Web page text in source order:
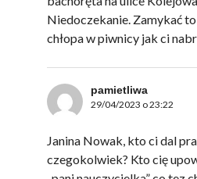
Niedoczekanie. Zamykać
chłopa w piwnicy jak ci
pamietliwa
29/04/2023 o 23:22
Janina Nowak, kto ci dal
czegokolwiek? Kto cię